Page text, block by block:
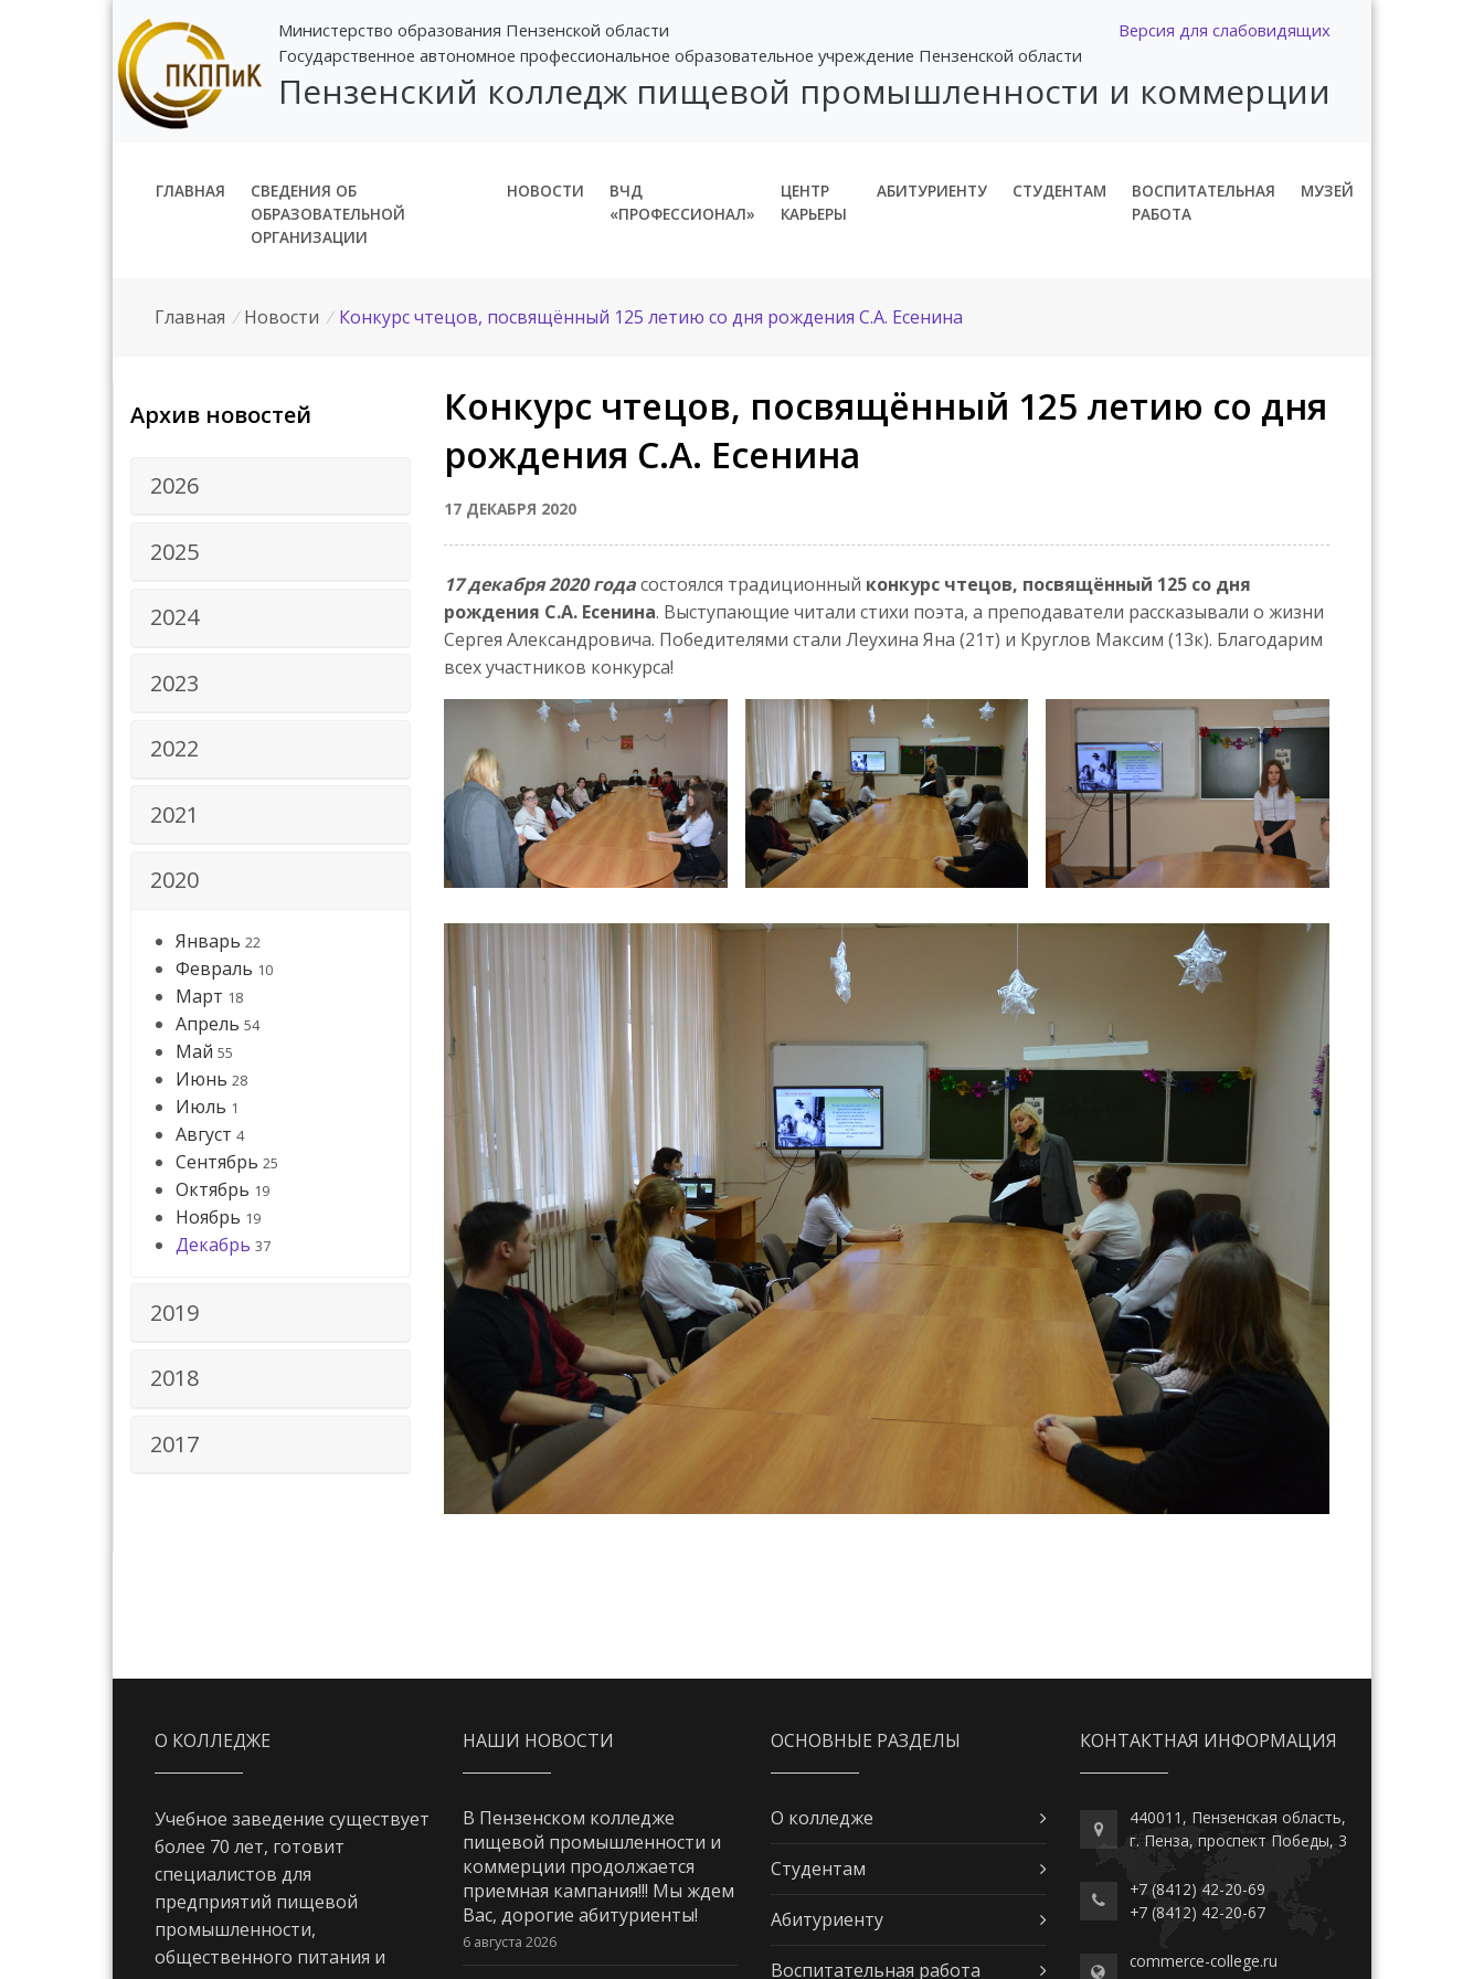
Версия для слабовидящих
Министерство образования Пензенской области
Государственное автономное профессиональное образовательное учреждение Пензенской области
Пензенский колледж пищевой промышленности и коммерции
ГЛАВНАЯ
СВЕДЕНИЯ ОБ
ОБРАЗОВАТЕЛЬНОЙ
ОРГАНИЗАЦИИ
НОВОСТИ
ВЧД
«ПРОФЕССИОНАЛ»
ЦЕНТР
КАРЬЕРЫ
АБИТУРИЕНТУ СТУДЕНТАМ
ВОСПИТАТЕЛЬНАЯ
РАБОТА
МУЗЕЙ
Главная / Новости / Конкурс чтецов, посвящённый 125 летию со дня рождения С.А. Есенина
Архив новостей
2026
2025
2024
2023
2022
2021
2020
Январь 22
Февраль 10
Март 18
Апрель 54
Май 55
Июнь 28
Июль 1
Август 4
Сентябрь 25
Октябрь 19
Ноябрь 19
Декабрь 37
2019
2018
2017
Конкурс чтецов, посвящённый 125 летию со дня
рождения С.А. Есенина
17 ДЕКАБРЯ 2020
17 декабря 2020 годасостоялся традиционный конкурс чтецов, посвящённый 125 со дня
рождения С.А. Есенина. Выступающие читали стихи поэта, а преподаватели рассказывали о жизни
Сергея Александровича. Победителями стали Леухина Яна (21т) и Круглов Максим (13к). Благодарим
всех участников конкурса!
О КОЛЛЕДЖЕ
Учебное заведение существует
более 70 лет, готовит
специалистов для
предприятий пищевой
промышленности,
общественного питания и
НАШИ НОВОСТИ
В Пензенском колледже
пищевой промышленности и
коммерции продолжается
приемная кампания!!! Мы ждем
Вас, дорогие абитуриенты!
6 августа 2026
ОСНОВНЫЕ РАЗДЕЛЫ
О колледже
Студентам
Абитуриенту
Воспитательная работа
КОНТАКТНАЯ ИНФОРМАЦИЯ
440011, Пензенская область,
г. Пенза, проспект Победы, 3
+7 (8412) 42-20-69
+7 (8412) 42-20-67
commerce-college.ru